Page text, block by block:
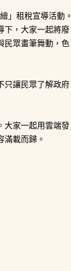
」租稅宣導活動。
下，大家一起將廢
民眾畫筆舞動，色
只讓民眾了解政府
大家一起用雲端發
載而歸。